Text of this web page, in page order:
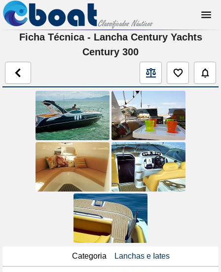
Ficha Técnica - Lancha Century Yachts
Century 300
Categoria Lanchas e Iates